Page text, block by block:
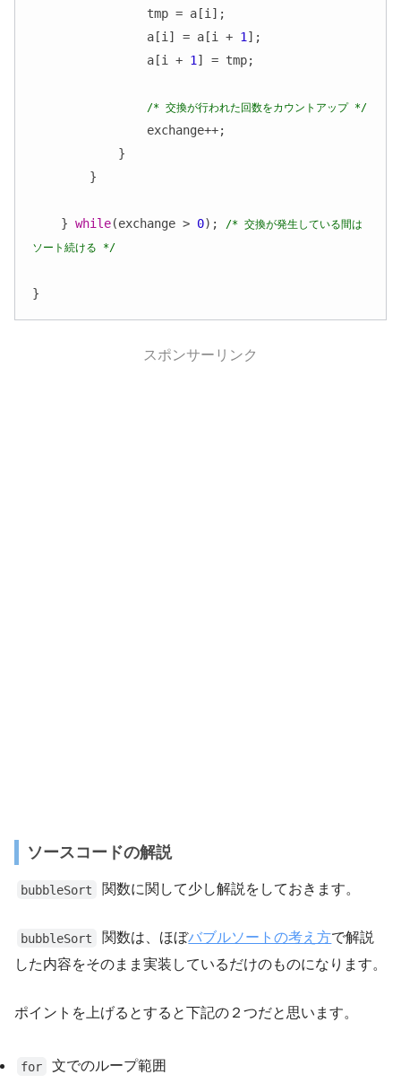
                a[i] = a[i +
1 ];
                a[i +
1 ] = tmp;
/* 交換が行われた回数をカウントアップ */
    }
while(exchange > 0);
/* 交換が発生している間は
ソート続ける */
}
スポンサーリンク
ソースコードの解説
bubbleSort 関数に関して少し解説をしておきます。
bubbleSort 関数は、ほぼバブルソートの考え方で解説
した内容をそのまま実装しているだけのものになります。
ポイントを上げるとすると下記の２つだと思います。
for 文でのループ範囲